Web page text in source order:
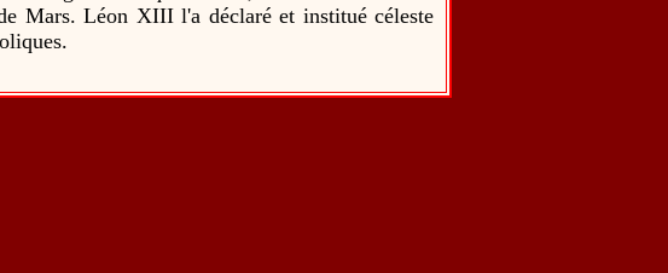
Mars. Léon XIII l'a déclaré et institué céleste